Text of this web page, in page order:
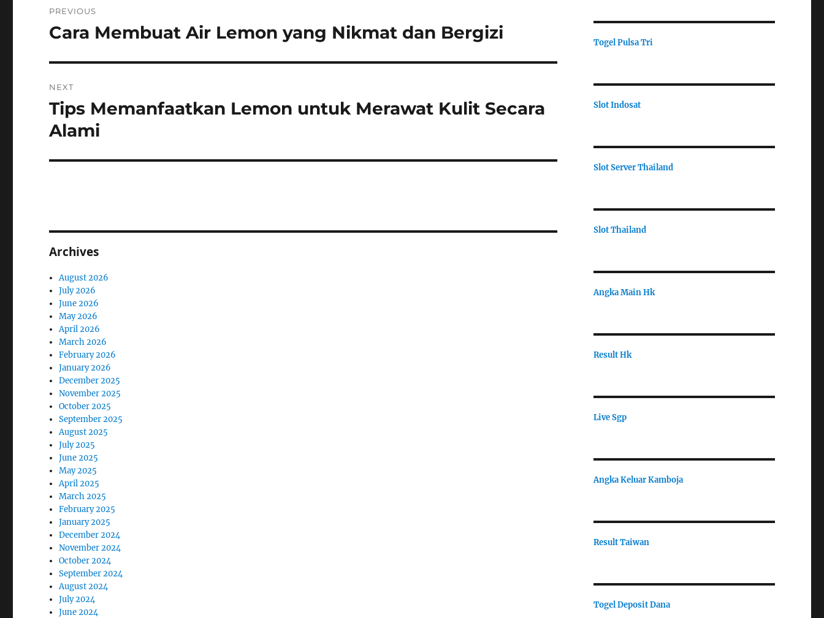
navigation
PREVIOUS
Previous
Cara Membuat Air Lemon yang Nikmat dan Bergizi
NEXT
Next
post:
Tips Memanfaatkan Lemon untuk Merawat Kulit Secara
Alami
Archives
August 2026
July 2026
June 2026
May 2026
April 2026
March 2026
February 2026
January 2026
December 2025
November 2025
October 2025
September 2025
August 2025
July 2025
June 2025
May 2025
April 2025
March 2025
February 2025
January 2025
December 2024
November 2024
October 2024
September 2024
August 2024
July 2024
June 2024
Togel Pulsa Tri
Slot Indosat
Slot Server Thailand
Slot Thailand
Angka Main Hk
Result Hk
Live Sgp
Angka Keluar Kamboja
Result Taiwan
Togel Deposit Dana